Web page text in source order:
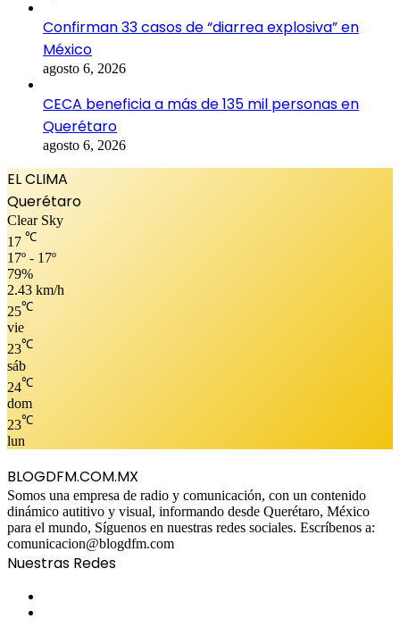
Confirman 33 casos de “diarrea explosiva” en
México
agosto 6, 2026
CECA beneficia a más de 135 mil personas en
Querétaro
agosto 6, 2026
EL CLIMA
Querétaro
Clear Sky
17 ℃
17º - 17º
79%
2.43 km/h
25℃
vie
23℃
sáb
24℃
dom
23℃
lun
BLOGDFM.COM.MX
Somos una empresa de radio y comunicación, con un contenido
dinámico autitivo y visual, informando desde Querétaro, México
para el mundo, Síguenos en nuestras redes sociales. Escríbenos a:
comunicacion@blogdfm.com
Nuestras Redes